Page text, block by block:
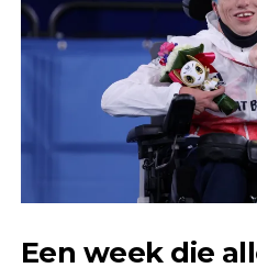
Een week die